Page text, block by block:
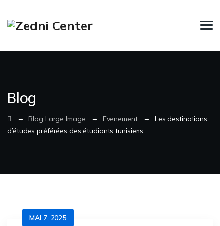
Blog
→ Blog Large Image → Evenement → Les destinations
d’études préférées des étudiants tunisiens
MAI 7, 2025